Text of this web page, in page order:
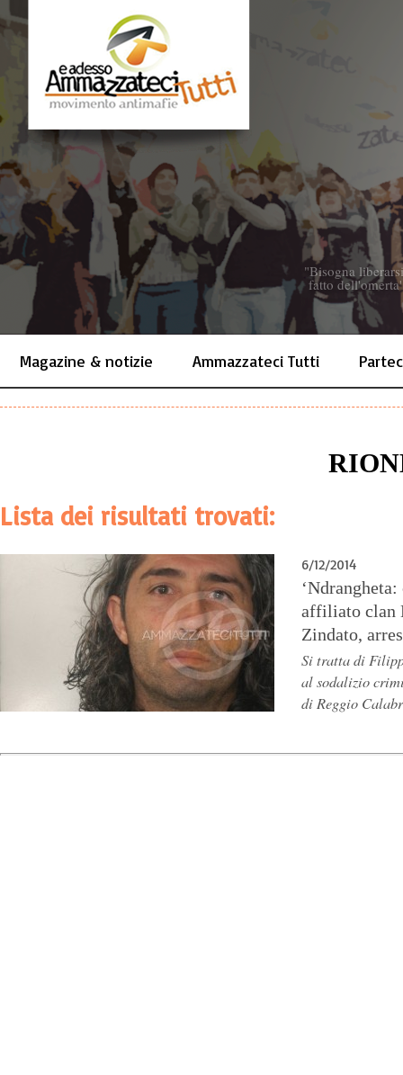
"Bisogna
fatto
Magazine & notizie Ammazzateci Tutti
Lista dei risultati trovati:
6/12/2014
affiliato clan
Zindato,
Si tratta di
al sodalizio
di Reggio